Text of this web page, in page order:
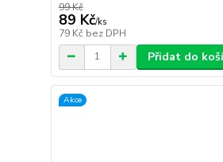
99 Kč
89 Kč/ks
79 Kč bez DPH
Přidat do
Akce